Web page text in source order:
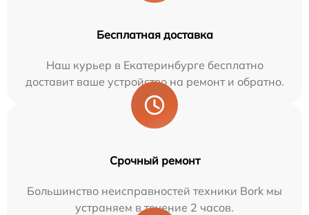
Бесплатная доставка
Наш курьер в Екатеринбурге бесплатно
доставит ваше устройство на ремонт и обратно.
Срочный ремонт
Большинство неисправностей техники Bork мы
устраняем в течение 2 часов.